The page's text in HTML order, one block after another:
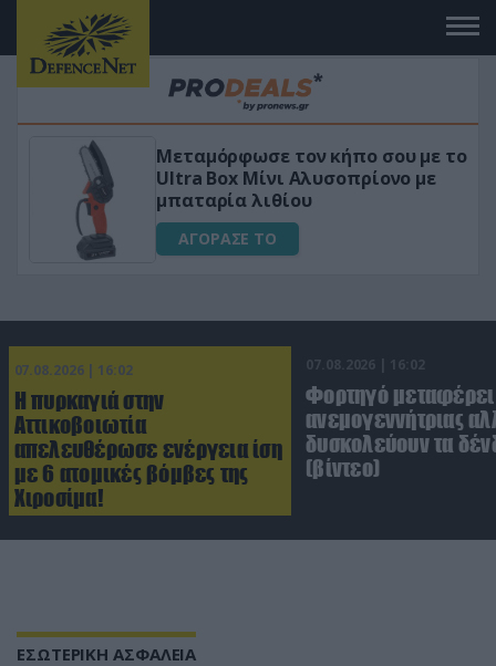
«Μαγική» φόρμουλα τριβόλι + VIP
για αύξηση της λίμπιντο
ΑΓΟΡΑΣΕ ΤΟ
07.08.2026 | 16:02
Η πυρκαγιά στην
Αττικοβοιωτία
απελευθέρωσε ενέργεια ίση
με 6 ατομικές βόμβες της
Χιροσίμα!
07.08.2026 | 16:02
Φορτηγό μεταφέρει
ανεμογεννήτριας
δυσκολεύουν τα
(βίντεο)
ΕΣΩΤΕΡΙΚΗ ΑΣΦΑΛΕΙΑ